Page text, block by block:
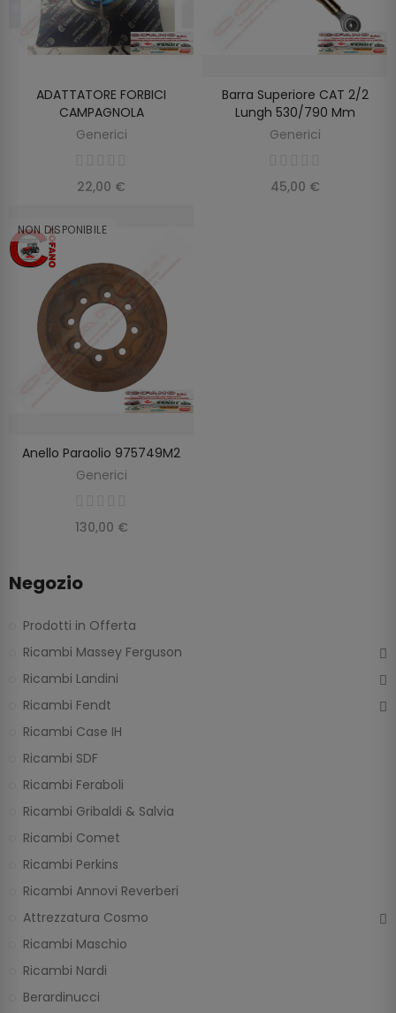
SCOPRIRE
ADATTATORE FORBICI
CAMPAGNOLA
Generici
22,00 €
SCOPRIRE
Barra Superiore CAT 2/2
Lungh 530/790 Mm
Generici
45,00 €
NON DISPONIBILE
SCOPRIRE
Anello Paraolio 975749M2
Generici
130,00 €
Negozio
Prodotti in Offerta
Ricambi Massey Ferguson
Ricambi Landini
Ricambi Fendt
Ricambi Case IH
Ricambi SDF
Ricambi Feraboli
Ricambi Gribaldi & Salvia
Ricambi Comet
Ricambi Perkins
Ricambi Annovi Reverberi
Attrezzatura Cosmo
Ricambi Maschio
Ricambi Nardi
Berardinucci